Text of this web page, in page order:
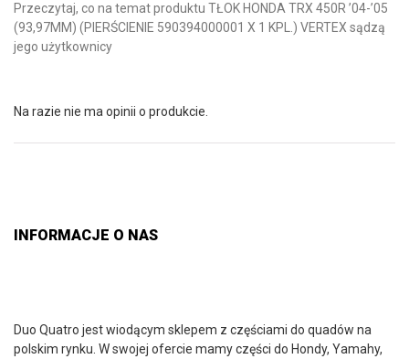
Przeczytaj, co na temat produktu TŁOK HONDA TRX 450R ’04-’05
(93,97MM) (PIERŚCIENIE 590394000001 X 1 KPL.) VERTEX sądzą
jego użytkownicy
Na razie nie ma opinii o produkcie.
INFORMACJE O NAS
Duo Quatro jest wiodącym sklepem z częściami do quadów na
polskim rynku. W swojej ofercie mamy części do Hondy, Yamahy,